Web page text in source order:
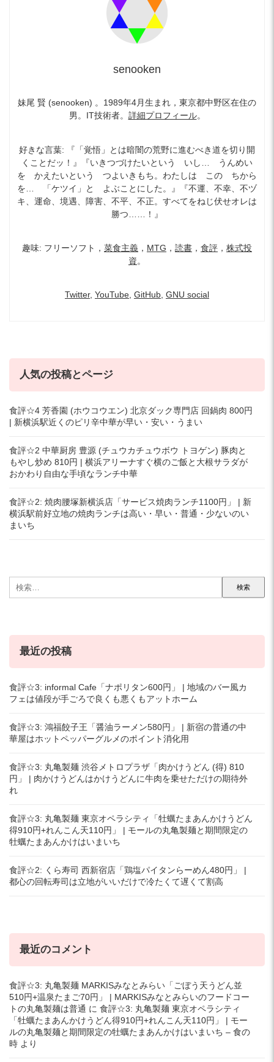
senooken
妹尾 賢 (senooken) 。1989年4月生まれ，東京都中野区在住の
男。IT技術者。 詳細プロフィール。
好きな言葉: 『「覚悟」とは暗闇の荒野に進むべき道を切り開
くことだッ！』『いきつづけたいという いし… うんめい
を かえたいという つよいきもち。わたしは この ちから
を… 「ケツイ」と よぶことにした。』『不運、不幸、不ヅ
キ、運命、境遇、障害、不平、不正。すべてをねじ伏せオレは
勝つ……！』
趣味: フリーソフト， 菜食主義 ， MTG ， 読書 ， 食評 ， 株式投
資。
Twitter, YouTube, GitHub, GNU social
人気の投稿とページ
食評☆4 芳香園 (ホウコウエン) 北京ダック専門店 回鍋肉 800円
| 新横浜駅近くのピリ辛中華が早い・安い・うまい
食評☆2 中華厨房 豊源 (チュウカチュウボウ トヨゲン) 豚肉と
もやし炒め 810円 | 横浜アリーナすぐ横のご飯と大根サラダが
おかわり自由な手頃なランチ中華
食評☆2: 焼肉腰塚新横浜店「サービス焼肉ランチ1100円」 | 新
横浜駅前好立地の焼肉ランチは高い・早い・普通・少ないのい
まいち
索:
最近の投稿
食評☆3: informal Cafe「ナポリタン600円」 | 地域のバー風カ
フェは値段が手ごろで良くも悪くもアットホーム
食評☆3: 鴻福餃子王「醤油ラーメン580円」 | 新宿の普通の中
華屋はホットペッパーグルメのポイント消化用
食評☆3: 丸亀製麺 渋谷メトロプラザ「肉かけうどん (得) 810
円」 | 肉かけうどんはかけうどんに牛肉を乗せただけの期待外
れ
食評☆3: 丸亀製麺 東京オペラシティ「牡蠣たまあんかけうどん
得910円+れんこん天110円」 | モールの丸亀製麺と期間限定の
牡蠣たまあんかけはいまいち
食評☆2: くら寿司 西新宿店「鶏塩パイタンらーめん480円」 |
都心の回転寿司は立地がいいだけで冷たくて遅くて割高
最近のコメント
食評☆3: 丸亀製麺 MARKISみなとみらい「ごぼう天うどん並
510円+温泉たまご70円」 | MARKISみなとみらいのフードコー
トの丸亀製麺は普通 に 食評☆3: 丸亀製麺 東京オペラシティ
「牡蠣たまあんかけうどん得910円+れんこん天110円」 | モー
ルの丸亀製麺と期間限定の牡蠣たまあんかけはいまいち – 食の
時 より